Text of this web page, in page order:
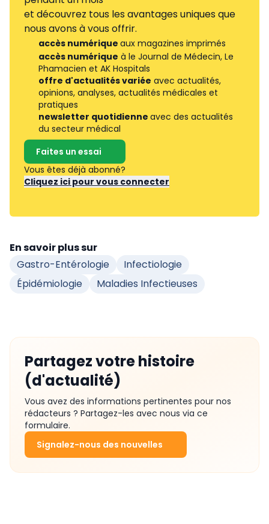
et découvrez tous les avantages uniques que
nous avons à vous offrir.
accès numérique aux magazines imprimés
accès numérique à le Journal de Médecin, Le
Phamacien et AK Hospitals
offre d'actualités variée avec actualités,
opinions, analyses, actualités médicales et
pratiques
newsletter quotidienne avec des actualités
du secteur médical
Faites un essai
Vous êtes déjà abonné?
Cliquez ici pour vous connecter
En savoir plus sur
Gastro-Entérologie
Infectiologie
Épidémiologie
Maladies Infectieuses
Partagez votre histoire
(d'actualité)
Vous avez des informations pertinentes pour nos
rédacteurs ? Partagez-les avec nous via ce
formulaire.
Signalez-nous des nouvelles